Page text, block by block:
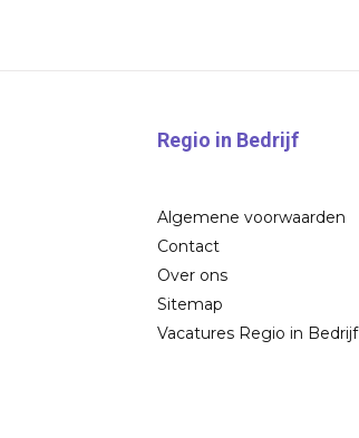
Regio in Bedrijf
Algemene voorwaarden
Contact
Over ons
Sitemap
Vacatures Regio in Bedrijf